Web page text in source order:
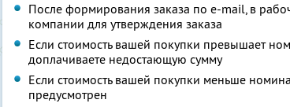
После формирования заказа по e-mail, в
компании для утверждения заказа
Если стоимость вашей покупки превышает
доплачиваете недостающую сумму
Если стоимость вашей покупки меньше
предусмотрен